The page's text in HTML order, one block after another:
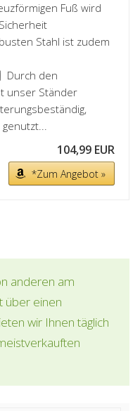
Fuß wird
Stahl ist zudem
Durch den
unser Ständer
104,99 EUR
*Zum Angebot »
anderen am
über einen
wir Ihnen täglich